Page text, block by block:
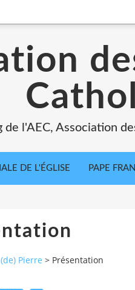
de l'AEC, Association
DE L'ÉGLISE PAPE
Pierre > Présentation